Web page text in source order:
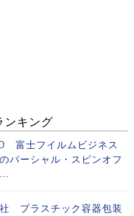
ンキング
富士フイルムビジネス
パーシャル・スピンオフ
プラスチック容器包装